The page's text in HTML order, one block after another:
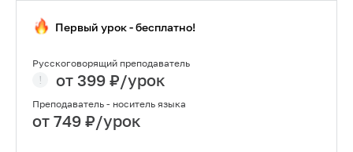
Первый урок - бесплатно!
Русскоговорящий преподаватель
от 399 ₽/урок
Преподаватель - носитель языка
от 749 ₽/урок